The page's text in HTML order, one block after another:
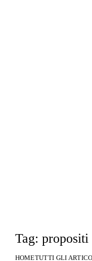
Tag: propositi
HOMETUTTI GLI